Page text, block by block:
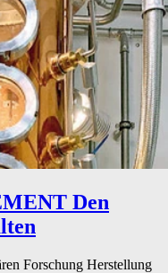
Den
Forschung Herstellung